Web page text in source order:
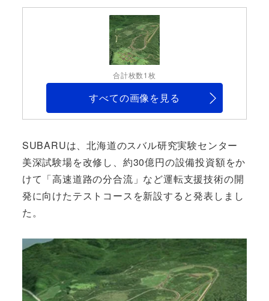
合計枚数1枚
すべての画像を見る
SUBARUは、北海道のスバル研究実験センター
美深試験場を改修し、約30億円の設備投資額をか
けて「高速道路の分合流」など運転支援技術の開
発に向けたテストコースを新設すると発表しまし
た。